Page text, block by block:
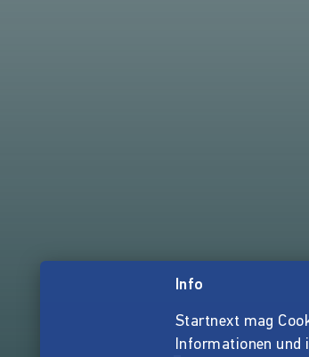
Info
Startnext mag
Informationen und